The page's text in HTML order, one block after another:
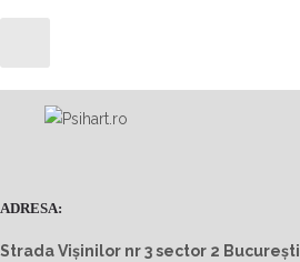
ADRESA:
Strada Vișinilor nr 3 sector 2 București